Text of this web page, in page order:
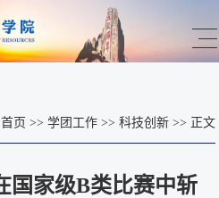
首页 >> 学团工作>> 科技创新>> 正文
国家级B类比赛中斩